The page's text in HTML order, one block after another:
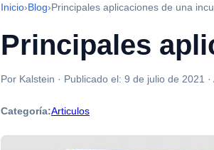
Inicio›Blog›Principales aplicaciones de una
Principales
Por Kalstein · Publicado el: 9 de julio de 2021 ·
Categoría:Articulos